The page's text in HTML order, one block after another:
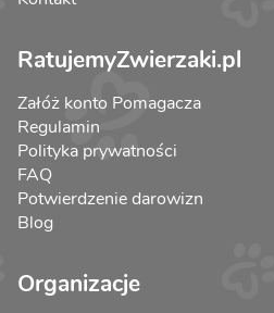
RatujemyZwierzaki.pl
Załóż konto Pomagacza
Regulamin
Polityka prywatności
FAQ
Potwierdzenie darowizn
Blog
Organizacje